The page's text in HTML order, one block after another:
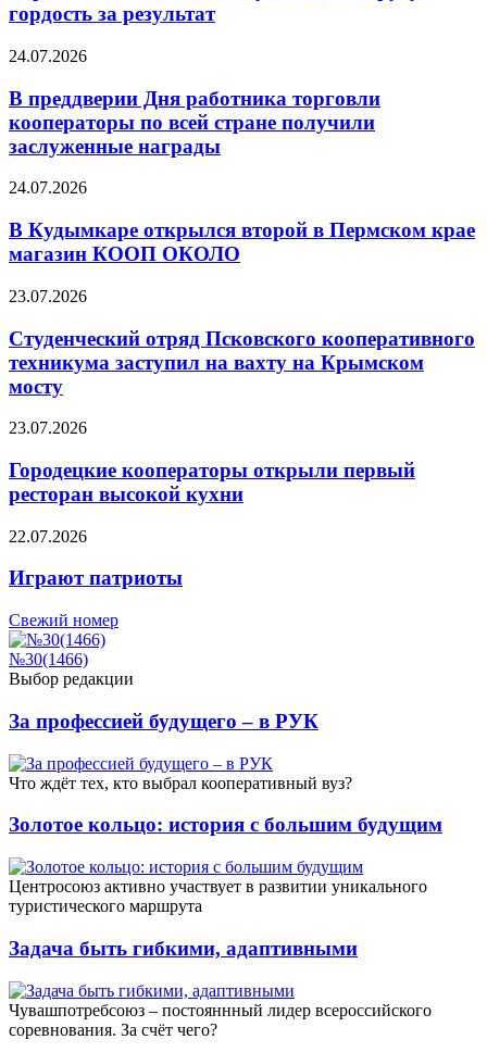
гордость за результат
24.07.2026
В преддверии Дня работника торговли
кооператоры по всей стране получили
заслуженные награды
24.07.2026
В Кудымкаре открылся второй в Пермском крае
магазин КООП ОКОЛО
23.07.2026
Студенческий отряд Псковского кооперативного
техникума заступил на вахту на Крымском
мосту
23.07.2026
Городецкие кооператоры открыли первый
ресторан высокой кухни
22.07.2026
Играют патриоты
Свежий номер
№30(1466)
Выбор редакции
За профессией будущего – в РУК
Что ждёт тех, кто выбрал кооперативный вуз?
Золотое кольцо: история с большим будущим
Центросоюз активно участвует в развитии уникального
туристического маршрута
Задача быть гибкими, адаптивными
Чувашпотребсоюз – постояннный лидер всероссийского
соревнования. За счёт чего?